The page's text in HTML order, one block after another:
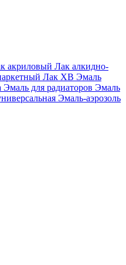
акриловый Лак алкидно-
Лак ХВ Эмаль
Эмаль для радиаторов Эмаль
Эмаль-аэрозоль